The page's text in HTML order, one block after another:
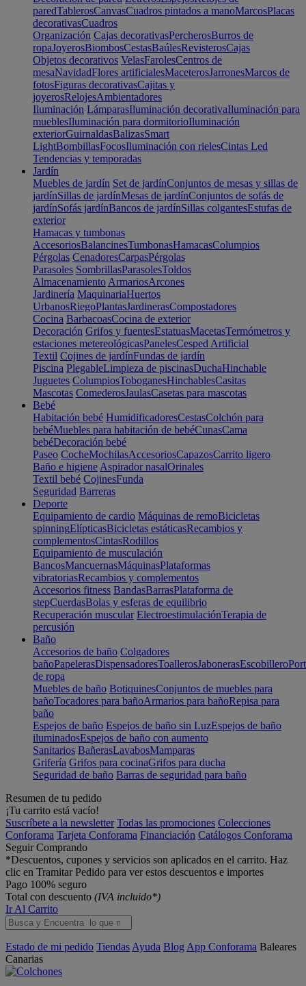
paredTablerosCanvasCuadros pintados a manoMarcosPlacas
decorativasCuadros
Organización Cajas decorativasPercherosBurros de
ropaJoyerosBiombosCestasBaúlesRevisterosCajas
Objetos decorativos VelasFarolesCentros de
mesaNavidadFlores artificialesMaceterosJarronesMarcos de
fotosFiguras decorativasCajitas y
joyerosRelojesAmbientadores
Iluminación LámparasIluminación decorativaIluminación para
mueblesIluminación para dormitorioIluminación
exteriorGuirnaldasBalizasSmart
LightBombillasFocosIluminación con rielesCintas Led
Tendencias y temporadas
Jardín
Muebles de jardín Set de jardínConjuntos de mesas y sillas de
jardínSillas de jardínMesas de jardínConjuntos de sofás de
jardínSofás jardínBancos de jardínSillas colgantesEstufas de
exterior
Hamacas y tumbonas
AccesoriosBalancinesTumbonasHamacasColumpios
Pérgolas CenadoresCarpasPérgolas
Parasoles SombrillasParasolesToldos
Almacenamiento ArmariosArcones
Jardinería MaquinariaHuertos
UrbanosRiegoPlantasJardinerasCompostadores
Cocina BarbacoasCocina de exterior
Decoración Grifos y fuentesEstatuasMacetasTermómetros y
estaciones metereológicasPanelesCesped Artificial
Textil Cojines de jardínFundas de jardín
Piscina PlegableLimpieza de piscinasDuchaHinchable
Juguetes ColumpiosToboganesHinchablesCasitas
Mascotas ComederosJaulasCasetas para mascotas
Bebé
Habitación bebé HumidificadoresCestasColchón para
bebéMuebles para habitación de bebéCunasCama
bebéDecoración bebé
Paseo CocheMochilasAccesoriosCapazosCarrito ligero
Baño e higiene Aspirador nasalOrinales
Textil bebé CojinesFunda
Seguridad Barreras
Deporte
Equipamiento de cardio Máquinas de remoBicicletas
spinningElípticasBicicletas estáticasRecambios y
complementosCintasRodillos
Equipamiento de musculación
BancosMancuernasMáquinasPlataformas
vibratoriasRecambios y complementos
Accesorios fitness BandasBarrasPlataforma de
stepCuerdasBolas y esferas de equilibrio
Recuperación muscular ElectroestimulaciónTerapia de
percusión
Baño
Accesorios de baño Colgadores
bañoPapelerasDispensadoresToallerosJabonerasEscobillero
de ropa
Muebles de baño BotiquinesConjuntos de muebles para
bañoTocadores para bañoArmarios para bañoRepisa para
baño
Espejos de baño Espejos de baño sin LuzEspejos de baño
iluminadosEspejos de baño con aumento
Sanitarios BañerasLavabosMamparas
Grifería Grifos para cocinaGrifos para ducha
Seguridad de baño Barras de seguridad para baño
Resumen de tu pedido
¡Tu carrito está vacío!
Suscríbete a la newsletter Todas las promociones Colecciones
Conforama Tarjeta Conforama Financiación Catálogos Conforama
Seguir Comprando
*Descuentos, cupones y servicios son aplicados en el carrito. Haz
clic en Tramitar Pedido para ver estos descuentos e importes
Pago 100% seguro
Total con descuento (IVA incluido*)
Ir Al Carrito
Estado de mi pedido Tiendas Ayuda Blog App Conforama Baleares
Canarias